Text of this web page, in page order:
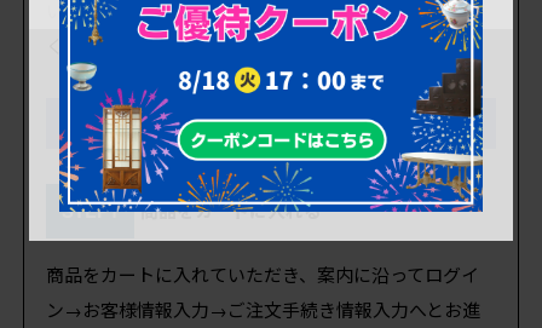
いましたら、ご注文フォームの備考欄へその旨ご入力
ください。
「これからリペア予定品」ご注文の流れ
STEP1 商品をカートに入れる
商品をカートに入れていただき、案内に沿ってログイ
ン→お客様情報入力→ご注文手続き情報入力へとお進